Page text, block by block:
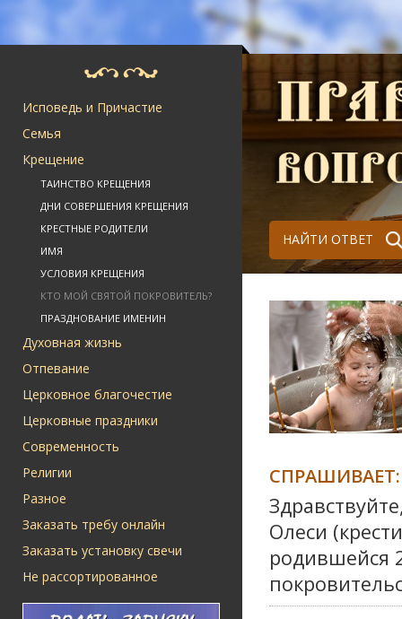
Исповедь и Причастие
Семья
Крещение
ТАИНСТВО КРЕЩЕНИЯ
ДНИ СОВЕРШЕНИЯ КРЕЩЕНИЯ
КРЕСТНЫЕ РОДИТЕЛИ
ИМЯ
УСЛОВИЯ КРЕЩЕНИЯ
КТО МОЙ СВЯТОЙ ПОКРОВИТЕЛЬ?
ПРАЗДНОВАНИЕ ИМЕНИН
Духовная жизнь
Отпевание
Церковное благочестие
Церковные праздники
Современность
Религии
Разное
Заказать требу онлайн
Заказать установку свечи
Не рассортированное
НАЙТИ ОТВЕТ
СПРАШИВАЕТ:
Олеси
родившейся